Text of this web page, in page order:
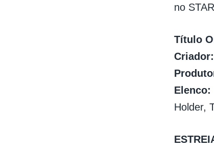
no
Título
Criador:
Elenco:
Holder,